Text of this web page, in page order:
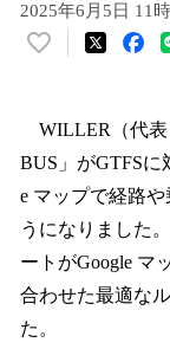
2025年6月5日 11
い
！
数
読
み
込
み
中
WILLER（代表
BUS」がGTFSに
e マップで経路
うになりました
ートがGoogle マ
合わせた最適な
た。